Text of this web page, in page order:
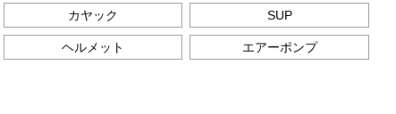
カヤック SUP
ヘルメット エアーポンプ